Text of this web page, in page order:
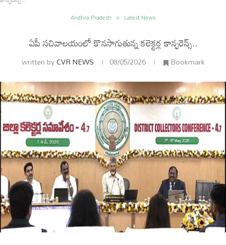
Andhra Pradesh Latest News
ఏపీ సచివాలయంలో కొనసాగుతున్న కలెక్టర్ల కాన్ఫరెన్స్..
written byCVR NEWS 08/05/2026 Bookmark
అంతర్జాతీయం